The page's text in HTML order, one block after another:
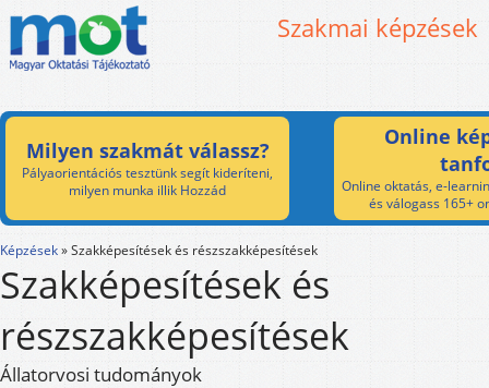
Szakmai képzések
Milyen szakmát válassz?
Pályaorientációs tesztünk segít kideríteni,
milyen munka illik Hozzád
Online
Online oktatás, e-
és válogass 165+
Képzések»Szakképesítések és részszakképesítések
Szakképesítések és
részszakképesítések
Állatorvosi tudományok